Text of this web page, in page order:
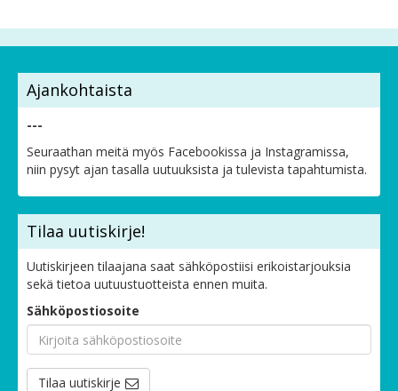
Ajankohtaista
---
Seuraathan meitä myös Facebookissa ja Instagramissa,
niin pysyt ajan tasalla uutuuksista ja tulevista tapahtumista.
Tilaa uutiskirje!
Uutiskirjeen tilaajana saat sähköpostiisi erikoistarjouksia
sekä tietoa uutuustuotteista ennen muita.
Sähköpostiosoite
Tilaa uutiskirje